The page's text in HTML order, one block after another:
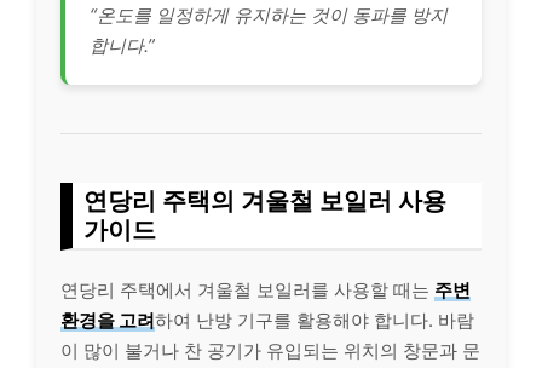
“온도를 일정하게 유지하는 것이 동파를 방지
합니다.”
연당리 주택의 겨울철 보일러 사용
가이드
연당리 주택에서 겨울철 보일러를 사용할 때는 주변
환경을 고려하여 난방 기구를 활용해야 합니다. 바람
이 많이 불거나 찬 공기가 유입되는 위치의 창문과 문